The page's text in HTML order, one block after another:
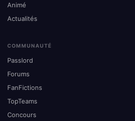
Animé
Actualités
COMMUNAUTÉ
Passlord
Forums
FanFictions
TopTeams
Concours